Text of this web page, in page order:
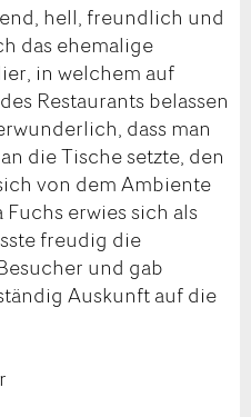
hell, freundlich und
das ehemalige
in welchem auf
Restaurants belassen
dass man
die Tische setzte, den
von dem Ambiente
erwies sich als
freudig die
und gab
Auskunft auf die